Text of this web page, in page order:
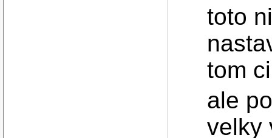
toto
tom
ale
velky